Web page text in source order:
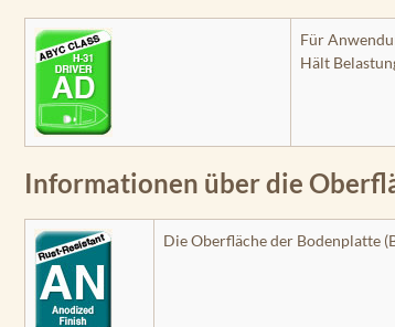
Für
Hält
Informationen über die
Die Oberfläche der Bodenplatte